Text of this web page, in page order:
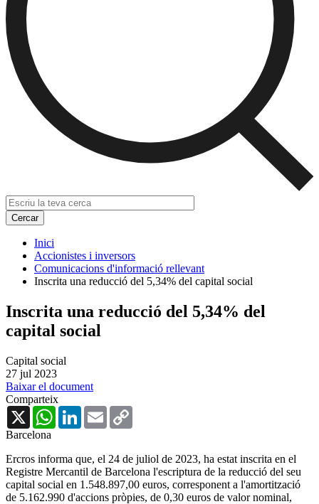
Inici
Accionistes i inversors
Comunicacions d'informació rellevant
Inscrita una reducció del 5,34% del capital social
Inscrita una reducció del 5,34% del
capital social
Capital social
27 jul 2023
Baixar el document
Comparteix
X
WhatsAppLinkedInEmail
Barcelona
Ercros informa que, el 24 de juliol de 2023, ha estat inscrita en el
Registre Mercantil de Barcelona l'escriptura de la reducció del seu
capital social en 1.548.897,00 euros, corresponent a l'amortització
de 5.162.990 d'accions pròpies, de 0,30 euros de valor nominal,